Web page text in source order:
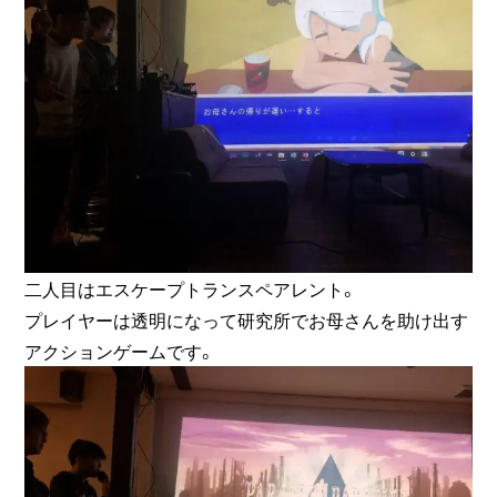
二人目はエスケープトランスペアレント。
プレイヤーは透明になって研究所でお母さんを助け出す
アクションゲームです。